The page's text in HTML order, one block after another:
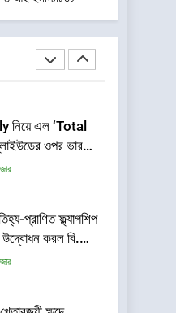
অংশগ্রহণ
কুমারিস-এর “১০
মেগা ক্যাম্পেইন”-এর
নিয়ে এল ‘Total
ওপর ভারতের
যা আসবাবপত্র
পুষিয়ে দেয়
প্রাণিত ফ্ল্যাগশিপ
করল বি.
ক্ষুদে